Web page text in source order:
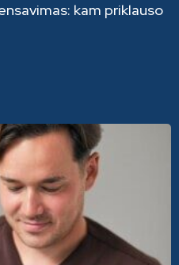
kam priklauso